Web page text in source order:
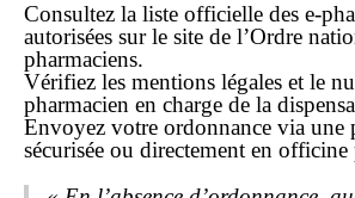
Consultez la liste officielle des e-
autorisées sur le site de l’Ordre
pharmaciens.
Vérifiez les mentions légales et le
pharmacien en charge de la
Envoyez votre ordonnance via une
sécurisée ou directement en